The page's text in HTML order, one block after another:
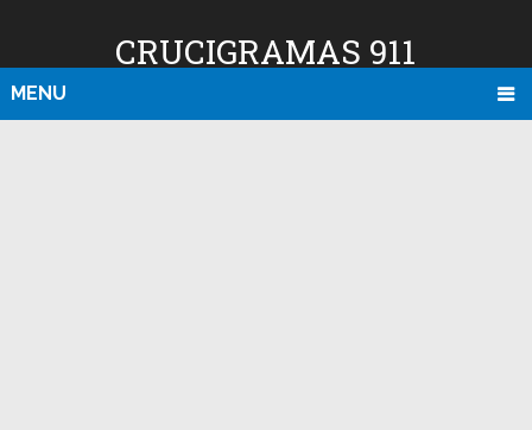
CRUCIGRAMAS 911
MENU